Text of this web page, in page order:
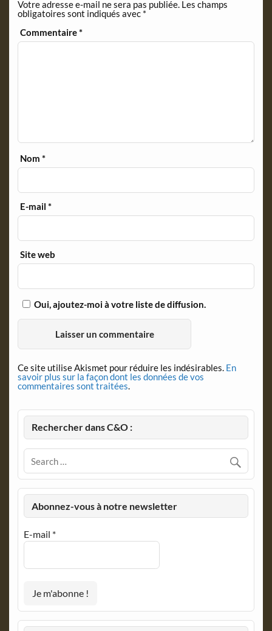
l
y
Votre adresse e-mail ne sera pas publiée. Les champs
obligatoires sont indiqués avec *
Commentaire*
Nom*
E-mail*
Site web
Oui, ajoutez-moi à votre liste de diffusion.
Ce site utilise Akismet pour réduire les indésirables. En
savoir plus sur la façon dont les données de vos
commentaires sont traitées.
Rechercher dans C&O :
Abonnez-vous à notre newsletter
E-mail *